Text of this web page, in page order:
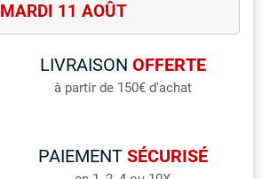
MARDI 11 AOÛT
LIVRAISON OFFERTE
à partir de 150€ d'achat
PAIEMENT SÉCURISÉ